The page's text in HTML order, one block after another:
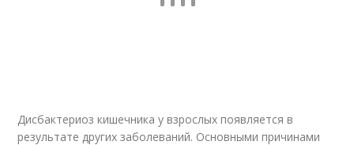
Дисбактериоз кишечника у взрослых появляется в
результате других заболеваний. Основными причинами